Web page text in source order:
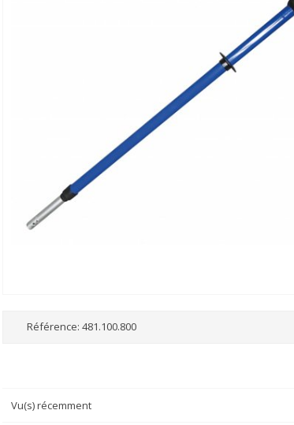
Référence: 481.100.800
Vu(s) récemment